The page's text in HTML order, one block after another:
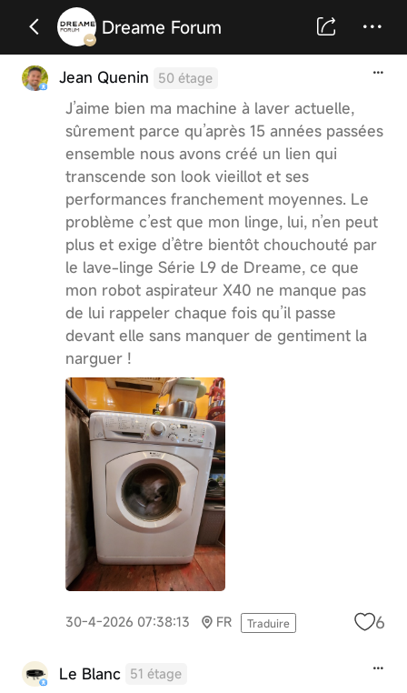
Dreame Forum
Jean Quenin 50 étage
J’aime bien ma machine à laver actuelle,
sûrement parce qu’après 15 années passées
ensemble nous avons créé un lien qui
transcende son look vieillot et ses
performances franchement moyennes. Le
problème c’est que mon linge, lui, n’en peut
plus et exige d’être bientôt chouchouté par
le lave-linge Série L9 de Dreame, ce que
mon robot aspirateur X40 ne manque pas
de lui rappeler chaque fois qu’il passe
devant elle sans manquer de gentiment la
narguer !
30-4-2026 07:38:13 FR Traduire 6
Le Blanc 51 étage